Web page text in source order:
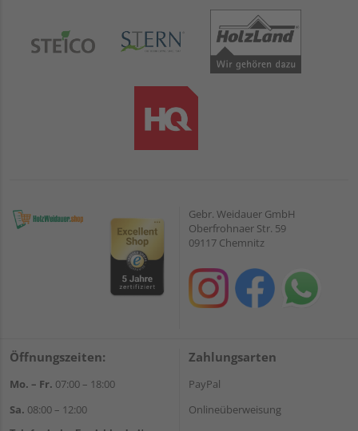
Gebr. Weidauer GmbH
Oberfrohnaer Str. 59
09117 Chemnitz
Öffnungszeiten:
Mo. – Fr. 07:00 – 18:00
Sa. 08:00 – 12:00
Zahlungsarten
PayPal
Onlineüberweisung